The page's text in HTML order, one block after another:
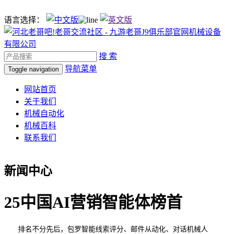
语言选择：
搜 索
Toggle navigation 导航菜单
网站首页
关于我们
机械自动化
机械百科
联系我们
新闻中心
25中国AI营销智能体榜首
排名不分先后，包罗智能线索评分、邮件从动化、对话机械人